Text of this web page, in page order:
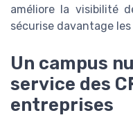
améliore la visibilité
sécurise davantage
Un campus
service des
entreprises